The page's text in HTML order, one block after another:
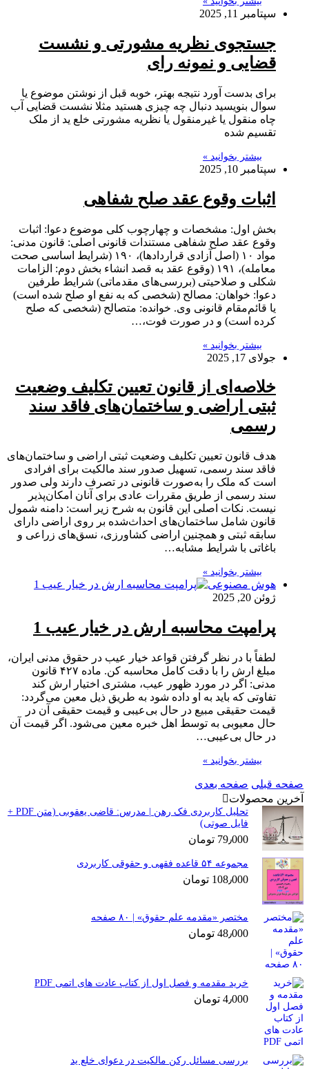
سپتامبر 11, 2025
جستجوی نظریه مشورتی و نشست
قضایی و نمونه رای
برای بدست آورد نتیجه بهتر، خوبه قبل از نوشتن موضوع یا
سوال بنویسید دنبال چه چیزی هستید مثلا نشست قضایی آب
چاه منقول یا غیرمنقول یا نظریه مشورتی خلع ید از ملک
تقسیم شده
بیشتر بخوانید »
سپتامبر 10, 2025
اثبات وقوع عقد صلح شفاهی
بخش اول: مشخصات و چهارچوب کلی موضوع دعوا: اثبات
وقوع عقد صلح شفاهی مستندات قانونی اصلی: قانون مدنی:
مواد ۱۰ (اصل آزادی قراردادها)، ۱۹۰ (شرایط اساسی صحت
معامله)، ۱۹۱ (وقوع عقد به قصد انشاء بخش دوم: الزامات
شکلی و صلاحیتی (بررسی‌های مقدماتی) شرایط طرفین
دعوا: خواهان: مصالح (شخصی که به نفع او صلح شده است)
یا قائم‌مقام قانونی وی. خوانده: متصالح (شخصی که صلح
کرده است) و در صورت فوت،…
بیشتر بخوانید »
جولای 17, 2025
خلاصه‌ای از قانون تعیین تکلیف وضعیت
ثبتی اراضی و ساختمان‌های فاقد سند
رسمی
هدف قانون تعیین تکلیف وضعیت ثبتی اراضی و ساختمان‌های
فاقد سند رسمی، تسهیل صدور سند مالکیت برای افرادی
است که ملک را به‌صورت قانونی در تصرف دارند ولی صدور
سند رسمی از طریق مقررات عادی برای آنان امکان‌پذیر
نیست. نکات اصلی این قانون به شرح زیر است: دامنه شمول
قانون شامل ساختمان‌های احداث‌شده بر روی اراضی دارای
سابقه ثبتی و همچنین اراضی کشاورزی، نسق‌های زراعی و
باغاتی با شرایط مشابه…
بیشتر بخوانید »
هوش مصنوعی
ژوئن 20, 2025
پرامپت محاسبه ارش در خیار عیب 1
لطفاً با در نظر گرفتن قواعد خیار عیب در حقوق مدنی ایران،
مبلغ ارش را با دقت کامل محاسبه کن. ماده ۴۲۷ قانون
مدنی: اگر در مورد ظهور عیب، مشتری اختیار ارش کند
تفاوتی که باید به او داده شود به طریق ذیل معین می‌گردد:
قیمت حقیقی مبیع در حال بی‌عیبی و قیمت حقیقی آن در
حال معیوبی به توسط اهل خبره معین می‌شود. اگر قیمت آن
در حال بی‌عیبی…
بیشتر بخوانید »
صفحه قبلی صفحه بعدی
آخرین محصولات
تحلیل کاربردی فک رهن | مدرس: قاضی یعقوبی (متن PDF +
فایل صوتی)
79٫000 تومان
مجموعه ۵۴ قاعده فقهی و حقوقی کاربردی
108٫000 تومان
مختصر «مقدمه علم حقوق» | ۸۰ صفحه
48٫000 تومان
خرید مقدمه و فصل اول از کتاب عادت های اتمی PDF
4٫000 تومان
بررسی مسائل رکن مالکیت در دعوای خلع ید